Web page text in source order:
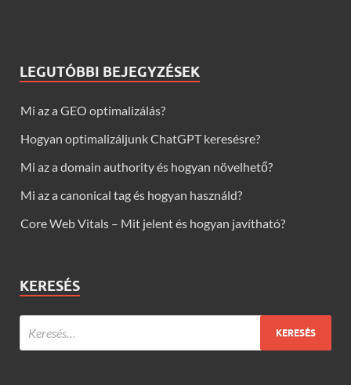
LEGUTÓBBI BEJEGYZÉSEK
Mi az a GEO optimalizálás?
Hogyan optimalizáljunk ChatGPT keresésre?
Mi az a domain authority és hogyan növelhető?
Mi az a canonical tag és hogyan használd?
Core Web Vitals – Mit jelent és hogyan javítható?
KERESÉS